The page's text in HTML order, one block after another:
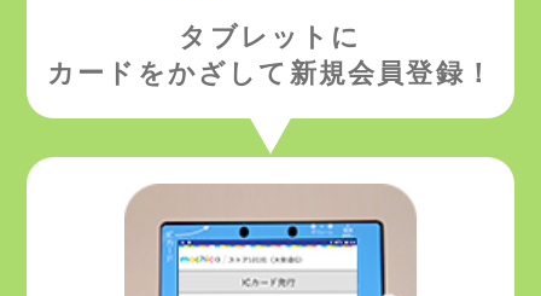
タブレットに
カードをかざして 新規会員登録！